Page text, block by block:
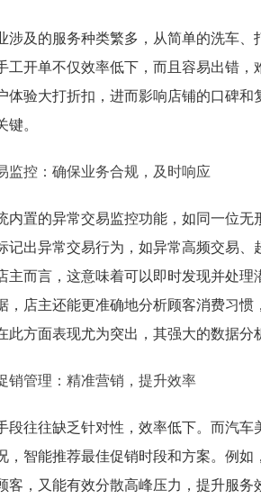
涉及的服务种类繁多，从简单的洗车
工开单不仅效率低下，而且容易出错
体验大打折扣，进而影响店铺的口碑
键。
监控：确保业务合规，及时响应
内置的异常交易监控功能，如同一位
记出异常交易行为，如异常高频交易
主而言，这意味着可以即时发现并处
，店主还能更准确地分析顾客消费习
此方面表现尤为突出，其强大的数据分
销管理：精准营销，提升效率
段往往缺乏针对性，效率低下。而汽
，智能推荐最佳促销时段和方案。例
客，又能有效分散高峰压力，提升服